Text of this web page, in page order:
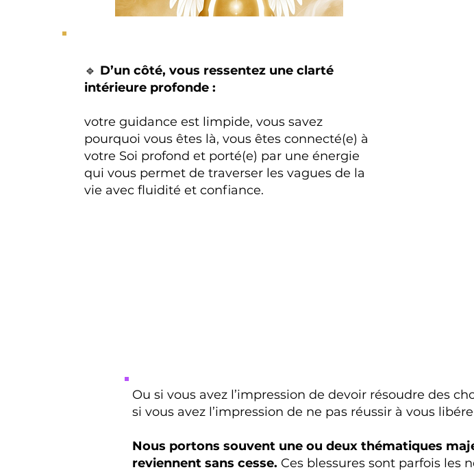
🔹 D’un côté, vous ressentez une clarté
intérieure profonde :
votre guidance est limpide, vous savez
pourquoi vous êtes là, vous êtes connecté(e) à
votre Soi profond et porté(e) par une énergie
qui vous permet de traverser les vagues de la
vie avec fluidité et confiance.
Ou si vous avez l’impression de devoir résoudre des
si vous avez l’impression de ne pas réussir à vous
Nous portons souvent une ou deux thématiques
reviennent sans cesse. Ces blessures sont parfois les